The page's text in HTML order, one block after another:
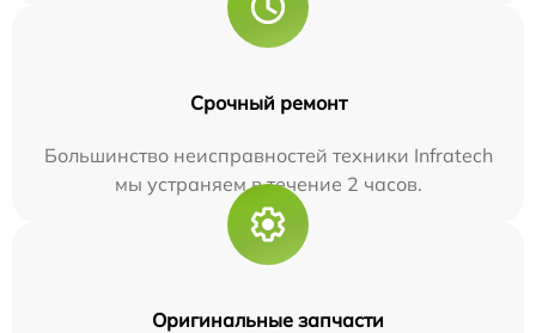
Срочный ремонт
Большинство неисправностей техники Infratech
мы устраняем в течение 2 часов.
Оригинальные запчасти